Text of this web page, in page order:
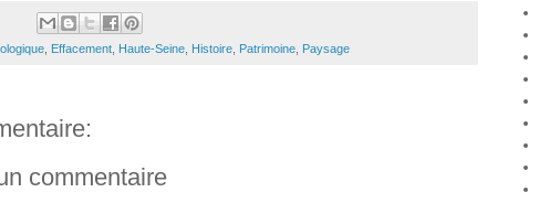
Effacement Haute-Seine Histoire Patrimoine Paysage
commentaire